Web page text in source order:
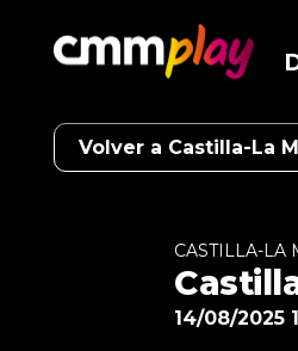
Volver a Castilla-La
CASTILLA-LA
14/08/2025